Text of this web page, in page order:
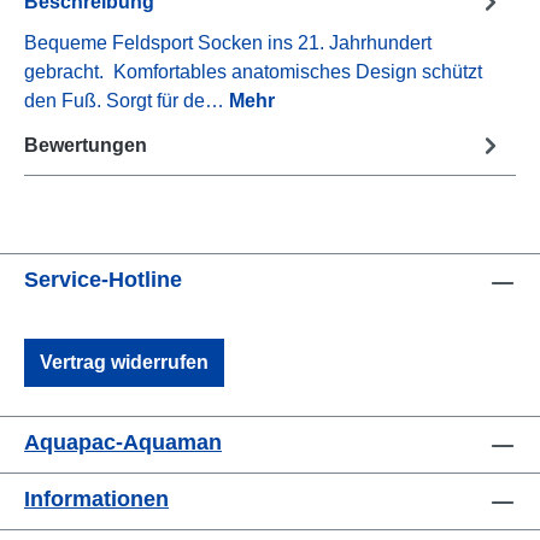
Bequeme Feldsport Socken ins 21. Jahrhundert
gebracht. Komfortables anatomisches Design schützt
den Fuß. Sorgt für de… Mehr
Bewertungen
Service-Hotline
Vertrag widerrufen
Aquapac-Aquaman
Informationen